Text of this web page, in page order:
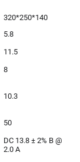
320*250*140
5.8
11.5
8
10.3
50
DC 13.8 ± 2% В @
2.0 А